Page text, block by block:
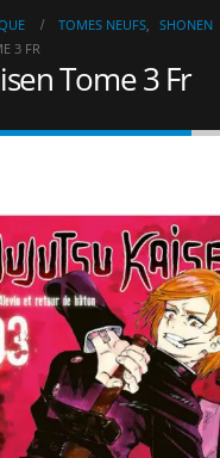
TOMES NEUFS
SHONEN
3 FR
Tome 3 Fr